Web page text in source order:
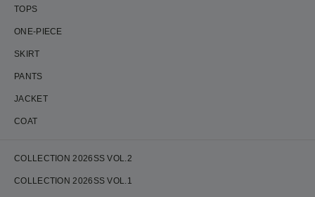
TOPS
ONE-PIECE
SKIRT
PANTS
JACKET
COAT
COLLECTION 2026SS VOL.2
COLLECTION 2026SS VOL.1